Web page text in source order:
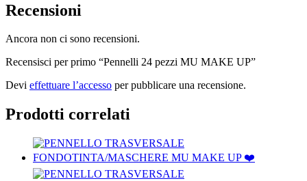
Recensioni
Ancora non ci sono recensioni.
Recensisci per primo “Pennelli 24 pezzi MU MAKE UP”
Devi effettuare l’accesso per pubblicare una recensione.
Prodotti correlati